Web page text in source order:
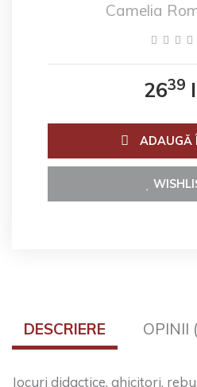
Camelia
2639
ADAUGĂ
DESCRIERE OPINII
Jocuri didactice, ghicitori,